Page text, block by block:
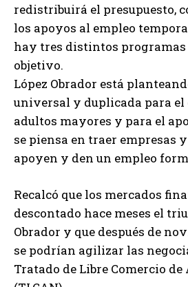
redistribuirá el presupuesto,
los apoyos al empleo
hay tres distintos programas
objetivo.
López Obrador está
universal y duplicada para el
adultos mayores y para el
se piensa en traer empresas
apoyen y den un empleo
Recalcó que los mercados
descontado hace meses el
Obrador y que después de
se podrían agilizar las
Tratado de Libre Comercio